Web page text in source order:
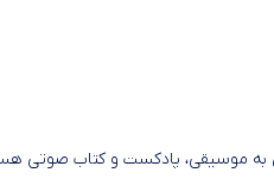
موسیقی، پادکست و کتاب صوتی